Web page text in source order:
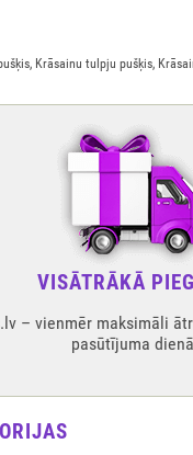
Krāsainu tulpju pušķis,
VISĀTRĀKĀ
– vienmēr maksimāli
pasūtījuma